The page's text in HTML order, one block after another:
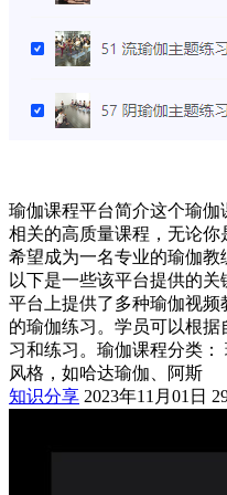
瑜伽课程平台简介这个瑜
相关的高质量课程，无论
希望成为一名专业的瑜伽教
以下是一些该平台提供的关
平台上提供了多种瑜伽视
的瑜伽练习。学员可以根
习和练习。瑜伽课程分类
风格，如哈达瑜伽、阿斯
知识分享 2023年11月01日